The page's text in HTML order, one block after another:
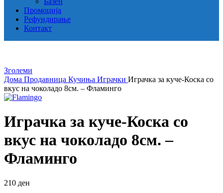
Промоција
Рефундирање
Контакт
Зголеми
Дома Продавница Кучиња Играчки Играчка за куче-Коска со
вкус на чоколадо 8см. – Фламинго
Играчка за куче-Коска со
вкус на чоколадо 8см. –
Фламинго
210 ден